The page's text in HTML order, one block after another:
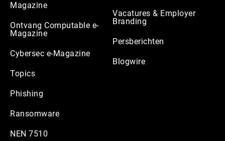
Magazine
Ontvang Computable e-
Magazine
Cybersec e-Magazine
Topics
Phishing
Ransomware
NEN 7510
Vacatures & Employer
Branding
Persberichten
Blogwire